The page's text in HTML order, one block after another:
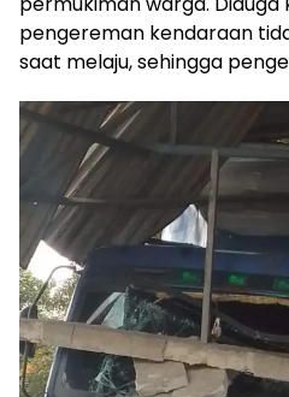
pengereman kendaraan
saat melaju, sehingga